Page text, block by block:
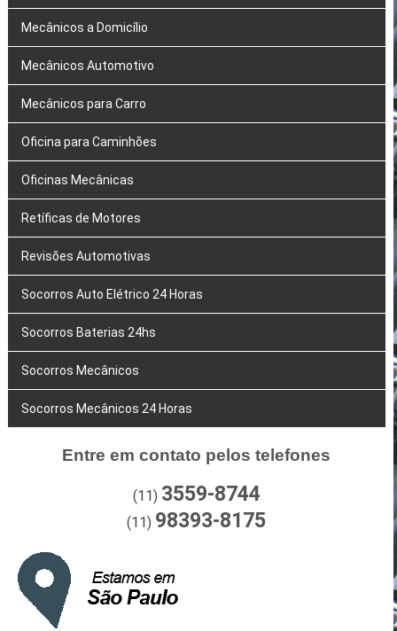
Mecânicos a Domicílio
Mecânicos Automotivo
Mecânicos para Carro
Oficina para Caminhões
Oficinas Mecânicas
Retíficas de Motores
Revisões Automotivas
Socorros Auto Elétrico 24 Horas
Socorros Baterias 24hs
Socorros Mecânicos
Socorros Mecânicos 24 Horas
Entre em contato pelos telefones
(11) 3559-8744
(11) 98393-8175